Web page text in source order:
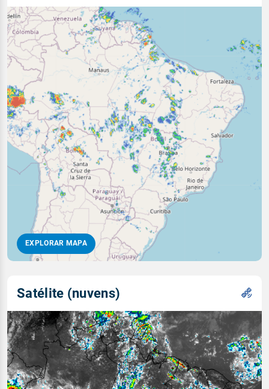
EXPLORAR MAPA
Satélite (nuvens)